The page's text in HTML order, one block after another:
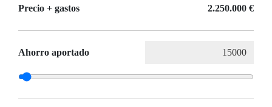
Precio + gastos 2.250.000 €
Ahorro aportado